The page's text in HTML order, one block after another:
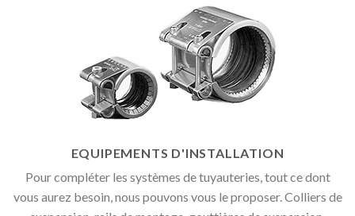
EQUIPEMENTS D'INSTALLATION
Pour compléter les systèmes de tuyauteries, tout ce dont
vous aurez besoin, nous pouvons vous le proposer. Colliers de